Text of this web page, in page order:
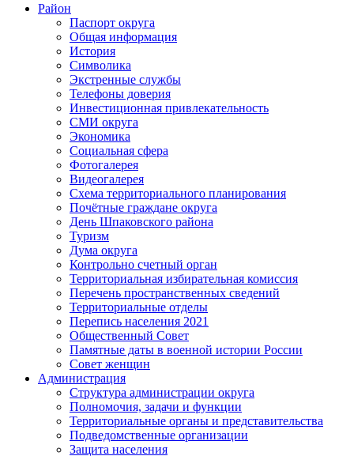
Район
Паспорт округа
Общая информация
История
Символика
Экстренные службы
Телефоны доверия
Инвестиционная привлекательность
СМИ округа
Экономика
Социальная сфера
Фотогалерея
Видеогалерея
Схема территориального планирования
Почётные граждане округа
День Шпаковского района
Туризм
Дума округа
Контрольно счетный орган
Территориальная избирательная комиссия
Перечень пространственных сведений
Территориальные отделы
Перепись населения 2021
Общественный Совет
Памятные даты в военной истории России
Совет женщин
Администрация
Структура администрации округа
Полномочия, задачи и функции
Территориальные органы и представительства
Подведомственные организации
Защита населения